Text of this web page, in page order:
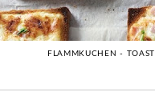
FLAMMKUCHEN - TOAST